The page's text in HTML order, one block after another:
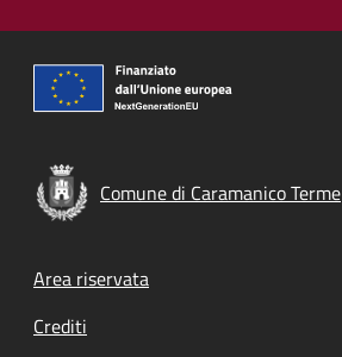
Comune di Caramanico Terme
Footer menu
Area riservata
Crediti